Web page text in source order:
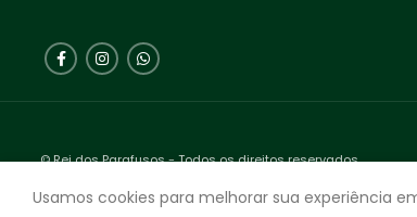
© Rei dos Parafusos - Todos os direitos reservados.
Usamos cookies para melhorar sua experiência